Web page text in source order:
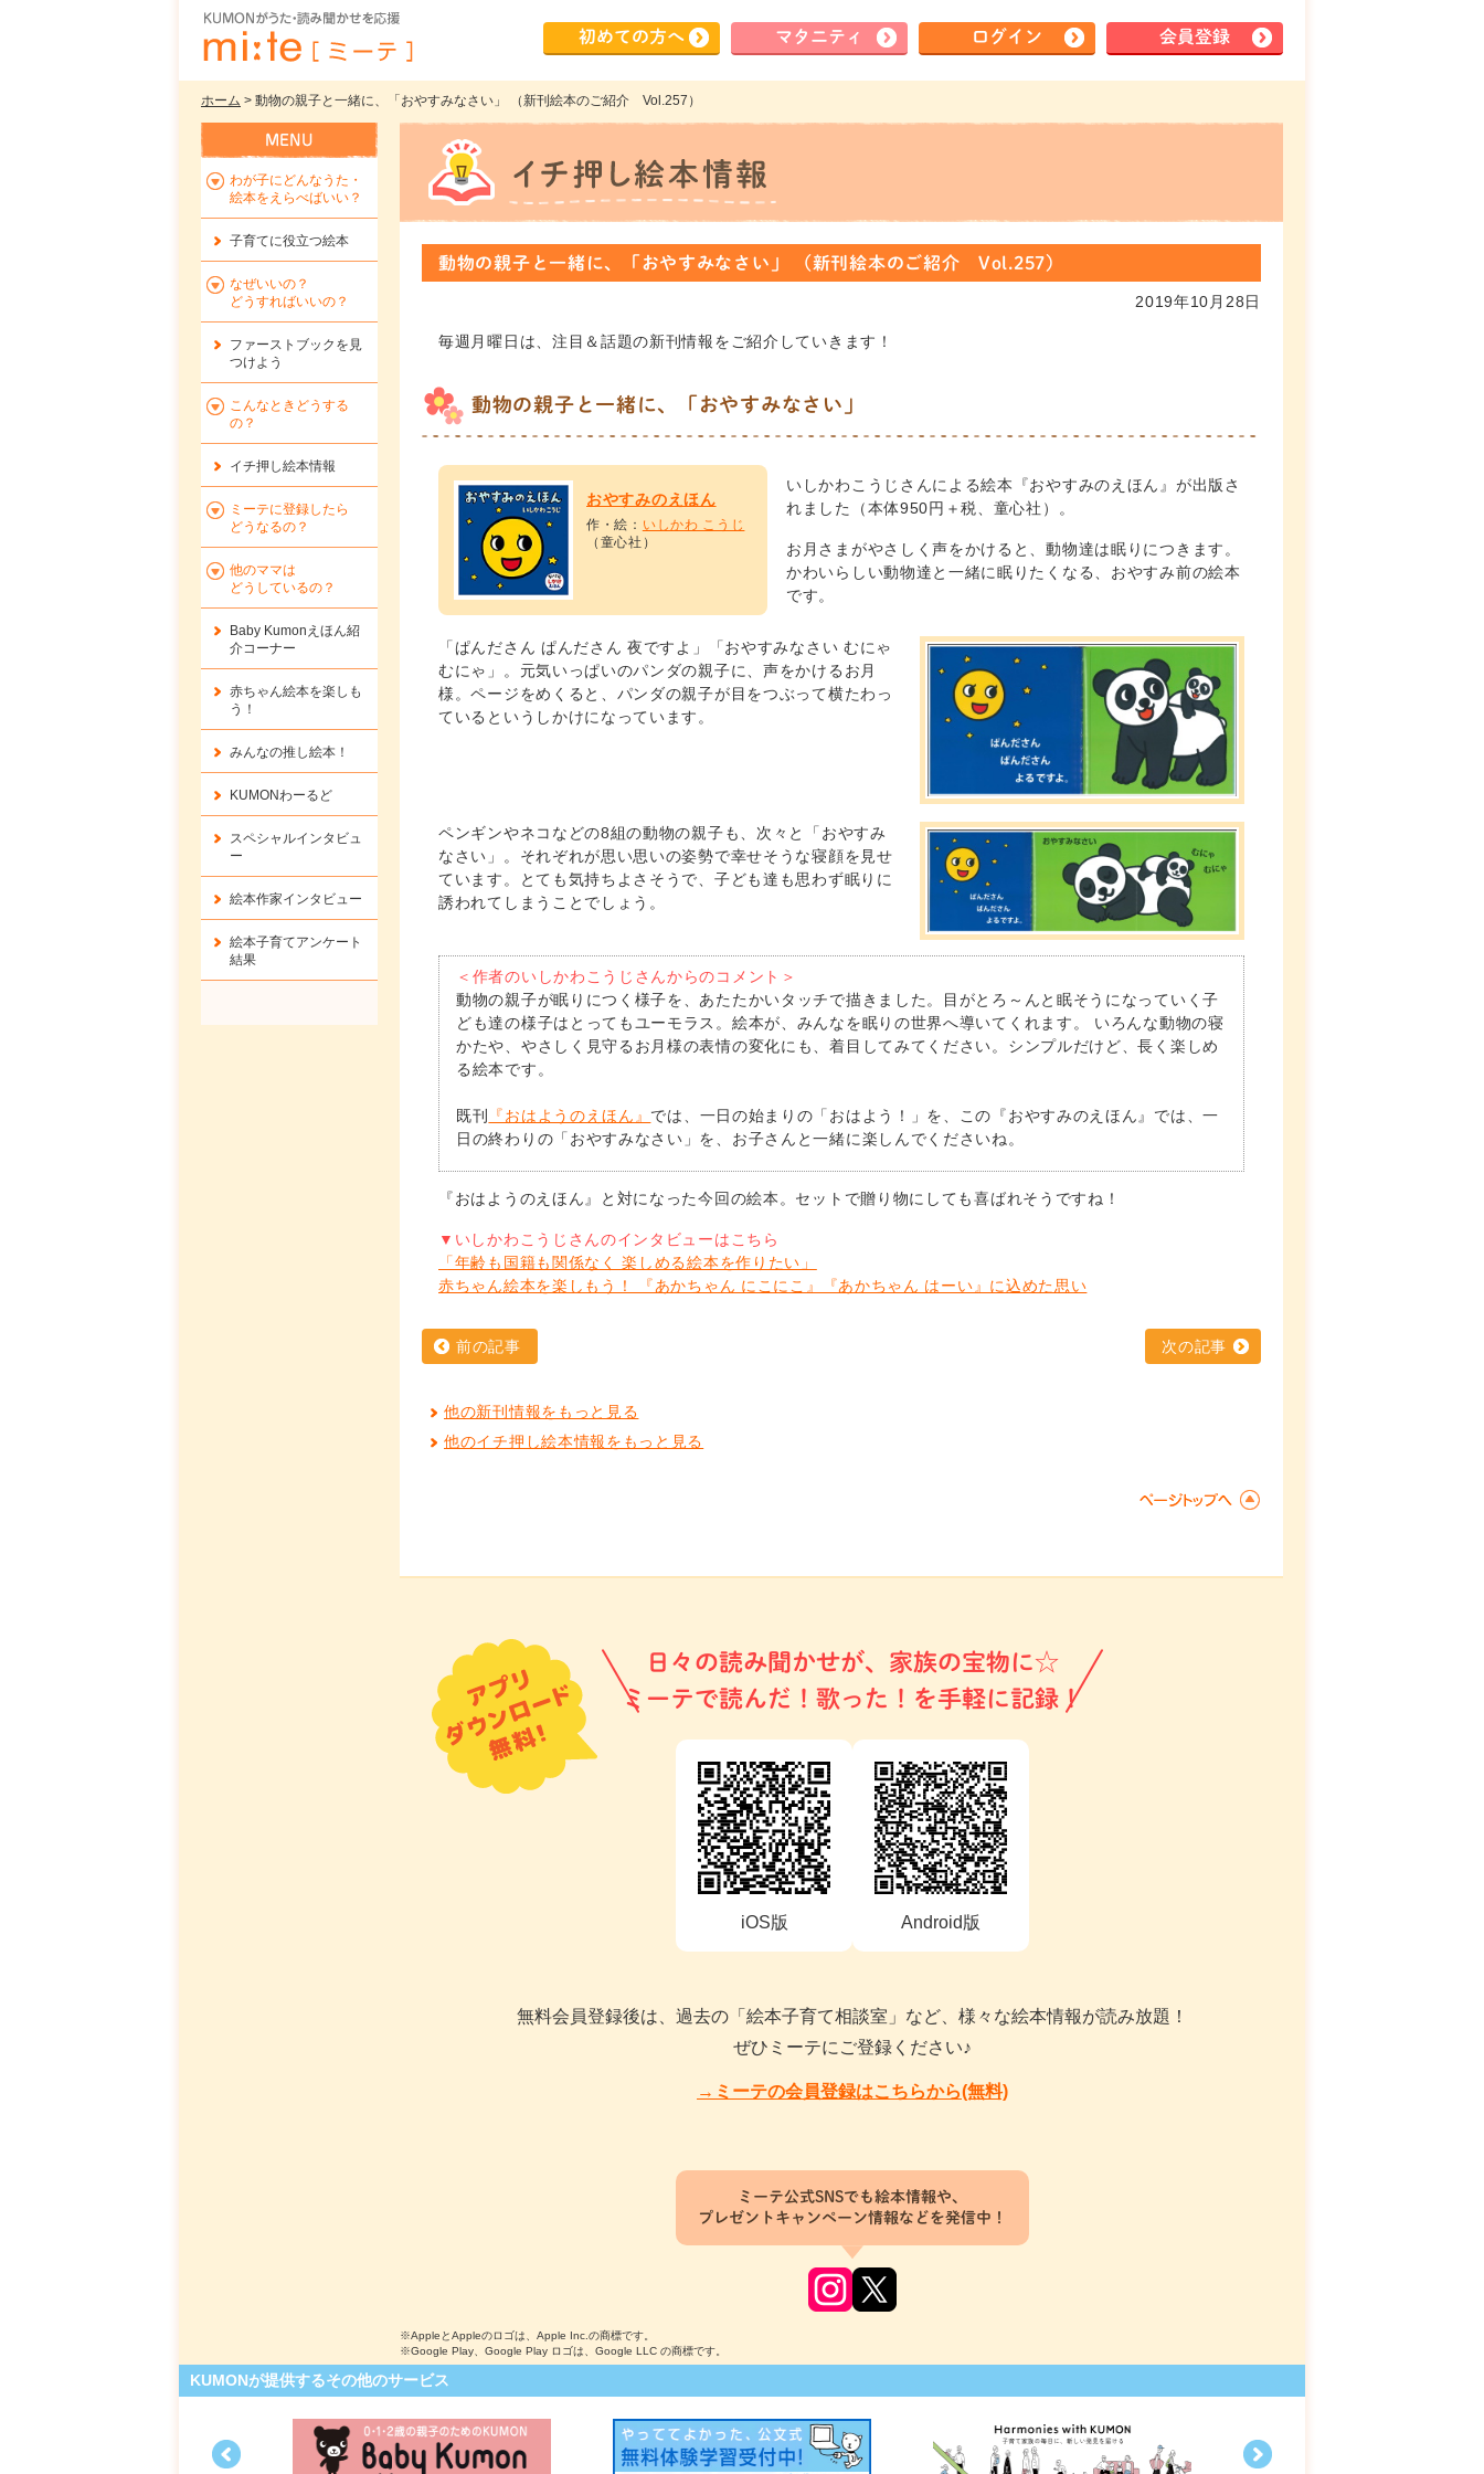
初めての方へ マタ ニティ ログイン 会員登録
ホーム > 動物の親子と一緒に、「おやすみなさい」 （新刊絵本のご紹介 Vol.257）
動物の親子と一緒に、「おやすみなさい」 （新刊絵本のご紹介 Vol.257）
2019年10月28日
毎週月曜日は、注目＆話題の新刊情報をご紹介していきます！
動物の親子と一緒に、「おやすみなさい」
おやすみのえほん
作・絵： いしかわ こうじ
（童心社）
いしかわこうじさんによる絵本『おやすみのえほん』が出版さ
れました（本体950円＋税、童心社）。
お月さまがやさしく声をかけると、動物達は眠りにつきます。
かわいらしい動物達と一緒に眠りたくなる、おやすみ前の絵本
です。
「ぱんださん ぱんださん 夜ですよ」「おやすみなさい むにゃ
むにゃ」。元気いっぱいのパンダの親子に、声をかけるお月
様。ページをめくると、パンダの親子が目をつぶって横たわっ
ているというしかけになっています。
ペンギンやネコなどの8組の動物の親子も、次々と「おやすみ
なさい」。それぞれが思い思いの姿勢で幸せそうな寝顔を見せ
ています。とても気持ちよさそうで、子ども達も思わず眠りに
誘われてしまうことでしょう。
＜作者のいしかわこうじさんからのコメント＞
動物の親子が眠りにつく様子を、あたたかいタッチで描きました。目がとろ～んと眠そうになっていく子
ども達の様子はとってもユーモラス。絵本が、みんなを眠りの世界へ導いてくれます。 いろんな動物の寝
かたや、やさしく見守るお月様の表情の変化にも、着目してみてください。シンプルだけど、長く楽しめ
る絵本です。
既刊 『おはようのえほん』 では、一日の始まりの「おはよう！」を、この『おやすみのえほん』では、一
日の終わりの「おやすみなさい」を、お子さんと一緒に楽しんでくださいね。
『おはようのえほん』と対になった今回の絵本。セットで贈り物にしても喜ばれそうですね！
▼いしかわこうじさんのインタビューはこちら
「年齢も国籍も関係なく 楽しめる絵本を作りたい」
赤ちゃん絵本を楽しもう！ 『あかちゃん にこにこ』『あかちゃん はーい』に込めた思い
前の記事 次の記事
他の新刊情報をもっと見る
他のイチ押し絵本情報をもっと見る
わが子にどんなうた・
絵本をえらべばいい？
子育てに役立つ絵本
なぜいいの？
どうすればいいの？
ファーストブックを 見
つけよう
こんなときどうする
の？
イチ押し絵本情報
ミーテに登録したら
どうなるの？
他のママは
どうしているの？
Baby Kumonえほん紹
介コーナー
赤ちゃん絵本を楽しも
う！
みんなの推し絵本！
KUMONわーるど
スペシャルインタビュ
ー
絵本作家インタビュー
絵本子育てアンケート
結果
日々の読み聞かせが、家族の宝物に☆
ミーテで読んだ！歌った！を手軽に記録！
iOS版 Android版
無料会員登録後は、過去の「絵本子育て相談室」など、様々な絵本情報が読み放題！
ぜひミーテにご登録ください♪
→ミーテの会員登録はこちらから(無料)
ミーテ公式SNSでも絵本情報や、
プレゼントキャンペーン情報などを発信中！
※AppleとAppleのロゴは、Apple Inc.の商標です。
※Google Play、Google Play ロゴは、Google LLC の商標です。
KUMONが提供するその他のサービス